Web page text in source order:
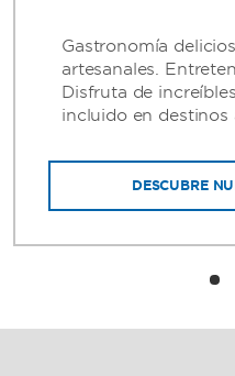
Gastronomía
artesanales.
Disfruta de
incluido en destinos
DESCUBRE